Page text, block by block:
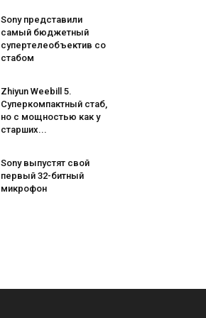
Sony представили
самый бюджетный
супертелеобъектив со
стабом
Zhiyun Weebill 5.
Cуперкомпактный стаб,
но с мощностью как у
старших...
Sony выпустят свой
первый 32-битный
микрофон